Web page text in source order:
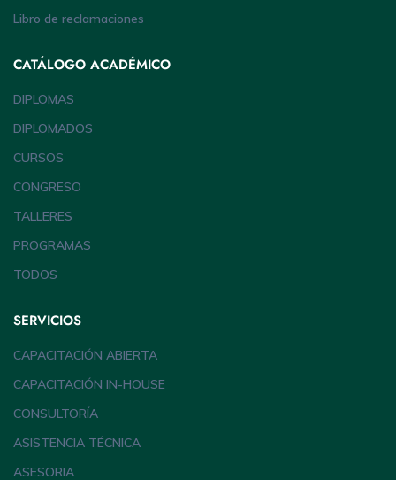
Libro de reclamaciones
CATÁLOGO ACADÉMICO
DIPLOMAS
DIPLOMADOS
CURSOS
CONGRESO
TALLERES
PROGRAMAS
TODOS
SERVICIOS
CAPACITACIÓN ABIERTA
CAPACITACIÓN IN-HOUSE
CONSULTORÍA
ASISTENCIA TÉCNICA
ASESORIA